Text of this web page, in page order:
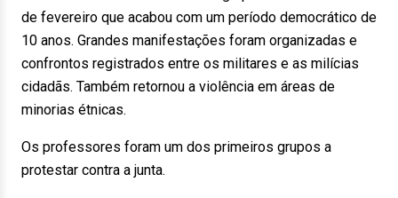
de fevereiro que acabou com um período democrático de
10 anos. Grandes manifestações foram organizadas e
confrontos registrados entre os militares e as milícias
cidadãs. Também retornou a violência em áreas de
minorias étnicas.
Os professores foram um dos primeiros grupos a
protestar contra a junta.